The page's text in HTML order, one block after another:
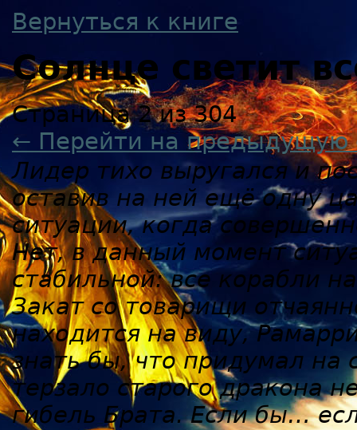
Вернуться к книге
Солнце светит
Страница 2 из 304
← Перейти на предыдущую
Лидер тихо выругался и
оставив на ней ещё одну
ситуации, когда
Нет, в данный момент
стабильной: все корабли
Закат со товарищи
находится на виду,
знать бы, что придумал на
терзало старого дракона
гибель Брата. Если бы…